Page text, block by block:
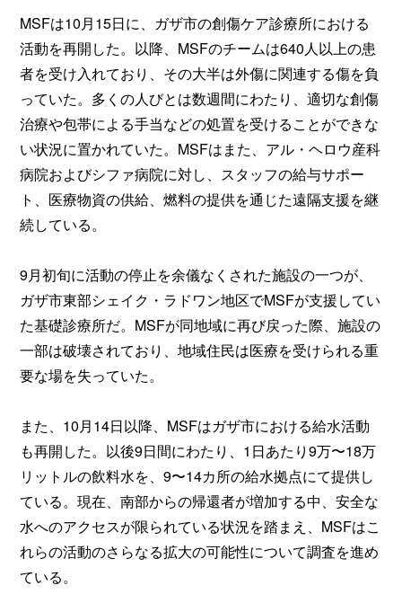
MSFは10月15日に、ガザ市の創傷ケア診療所における
活動を再開した。以降、MSFのチームは640人以上の患
者を受け入れており、その大半は外傷に関連する傷を負
っていた。多くの人びとは数週間にわたり、適切な創傷
治療や包帯による手当などの処置を受けることができな
い状況に置かれていた。MSFはまた、アル・ヘロウ産科
病院およびシファ病院に対し、スタッフの給与サポー
ト、医療物資の供給、燃料の提供を通じた遠隔支援を継
続している。
9月初旬に活動の停止を余儀なくされた施設の一つが、
ガザ市東部シェイク・ラドワン地区でMSFが支援してい
た基礎診療所だ。MSFが同地域に再び戻った際、施設の
一部は破壊されており、地域住民は医療を受けられる重
要な場を失っていた。
また、10月14日以降、MSFはガザ市における給水活動
も再開した。以後9日間にわたり、1日あたり9万〜18万
リットルの飲料水を、9〜14カ所の給水拠点にて提供し
ている。現在、南部からの帰還者が増加する中、安全な
水へのアクセスが限られている状況を踏まえ、MSFはこ
れらの活動のさらなる拡大の可能性について調査を進め
ている。